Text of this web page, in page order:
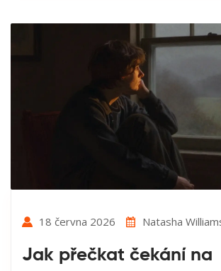
18 června 2026 Natasha
Jak přečkat čekání na